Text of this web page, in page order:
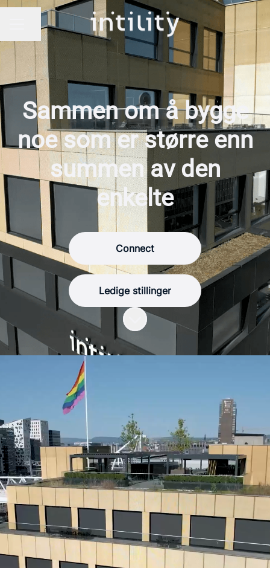
Karrieremeny
Del siden
Sammen om å bygge
noe som er større enn
summen av den
enkelte
Connect
Ledige stillinger
Bla til innholdet